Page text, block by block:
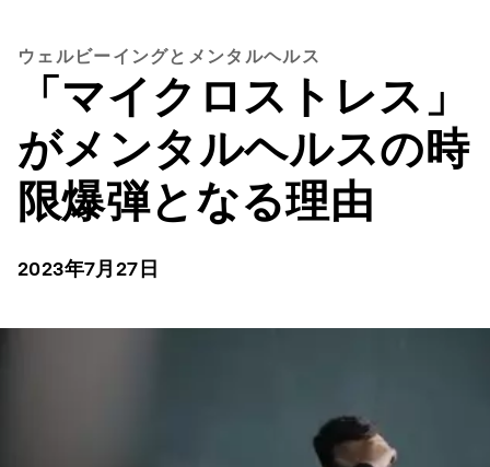
ウェルビーイングとメンタルヘルス
「マイクロストレス」
がメンタルヘルスの時
限爆弾となる理由
2023年7月27日